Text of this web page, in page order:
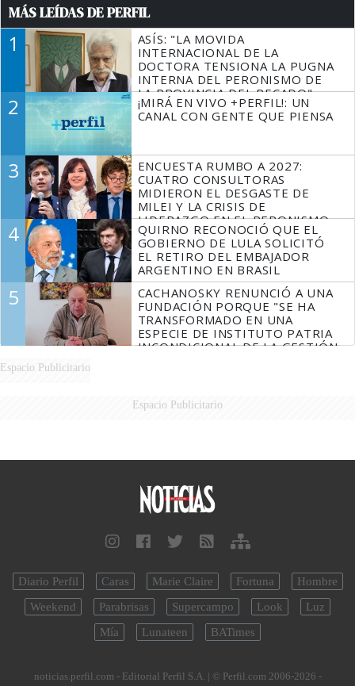
MÁS LEÍDAS DE PERFIL
1
ASÍS: "LA MOVIDA
INTERNACIONAL DE LA
DOCTORA TENSIONA LA PUGNA
INTERNA DEL PERONISMO DE
LA PROVINCIA DEL PECADO"
2
¡MIRÁ EN VIVO +PERFIL!: UN
CANAL CON GENTE QUE PIENSA
3
ENCUESTA RUMBO A 2027:
CUATRO CONSULTORAS
MIDIERON EL DESGASTE DE
MILEI Y LA CRISIS DE
LIDERAZGO EN EL PERONISMO
4
QUIRNO RECONOCIÓ QUE EL
GOBIERNO DE LULA SOLICITÓ
EL RETIRO DEL EMBAJADOR
ARGENTINO EN BRASIL
5
CACHANOSKY RENUNCIÓ A UNA
FUNDACIÓN PORQUE "SE HA
TRANSFORMADO EN UNA
ESPECIE DE INSTITUTO PATRIA
INCONDICIONAL DE LA GESTIÓN
Espacio Publicitario
Espacio Publicitario
Diario Perfil Caras Marie Claire Fortuna
Hombre
Weekend
Parabrisas Supercampo Look
Luz
Mía
Lunateen BATimes
noticias.perfil.com - Editorial Perfil S.A. | © Perfil.com 2006-2026 -